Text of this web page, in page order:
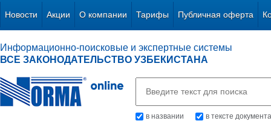
Новости Акции О компании Тарифы Публичная оферта
Информационно-поисковые и экспертные системы
ВСЕ ЗАКОНОДАТЕЛЬСТВО УЗБЕКИСТАНА
в названии в тексте документа